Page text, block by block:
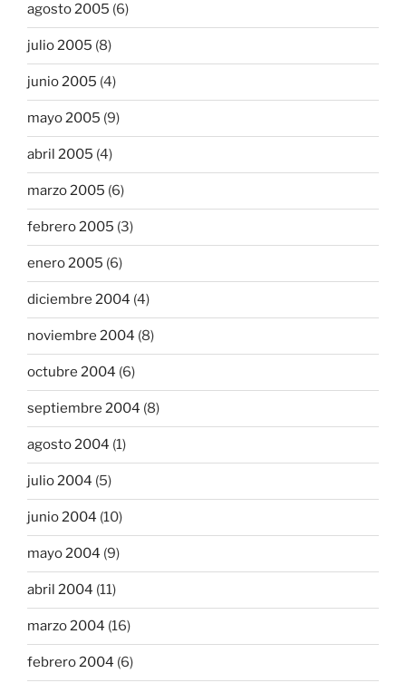
agosto 2005 (6)
julio 2005 (8)
junio 2005 (4)
mayo 2005 (9)
abril 2005 (4)
marzo 2005 (6)
febrero 2005 (3)
enero 2005 (6)
diciembre 2004 (4)
noviembre 2004 (8)
octubre 2004 (6)
septiembre 2004 (8)
agosto 2004 (1)
julio 2004 (5)
junio 2004 (10)
mayo 2004 (9)
abril 2004 (11)
marzo 2004 (16)
febrero 2004 (6)